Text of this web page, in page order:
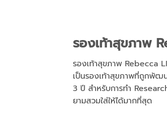
รองเท้าสุขภาพ
รองเท้าสุขภาพ Rebecca
เป็นรองเท้าสุขภาพที่ถูกพัฒ
3 ปี สำหรับการทำ
ยามสวมใส่ให้ได้มากที่สุด